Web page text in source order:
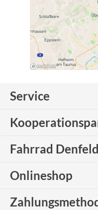
Service
Fahrrad Denfeld
Onlineshop